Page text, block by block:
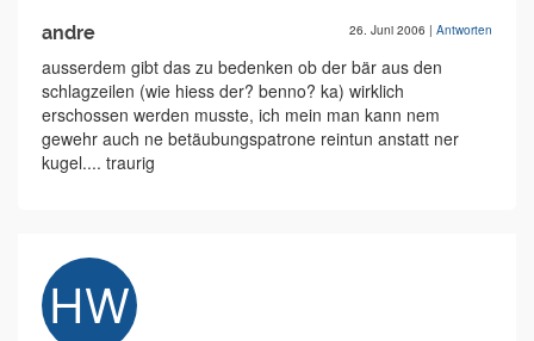
andre 26. Juni 2006 | Antworten
ausserdem gibt das zu bedenken ob der bär aus den
schlagzeilen (wie hiess der? benno? ka) wirklich
erschossen werden musste, ich mein man kann nem
gewehr auch ne betäubungspatrone reintun anstatt ner
kugel.... traurig